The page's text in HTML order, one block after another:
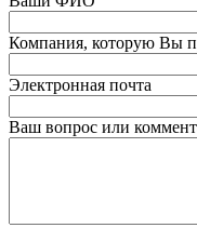
Компания, которую Вы
Электронная почта
Ваш вопрос или